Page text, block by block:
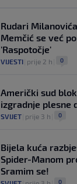
Rudari
Memčić se već
'Raspotočje'
VIJESTI prije 2 h 0
Američki sud
izgradnje plesne
SVIJET prije 3 h 0
Bijela kuća
Spider-Manom
Sramim se!
0